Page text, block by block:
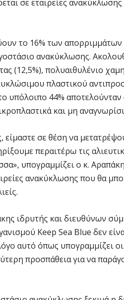
σε εταιρείες
το 16% των απορριμμάτων
ανακύκλωσης.
(12,5%), πολυαιθυλένιο
πλαστικού
υπόλοιπο 44%
και μη
είμαστε σε θέση να
περαιτέρω τις
υπογραμμίζει ο κ.
ανακύκλωσης που θα
ιδρυτής και διευθύνων
Keep Sea Blue δεν
αυτό όπως υπογραμμίζει
προσπάθεια για να